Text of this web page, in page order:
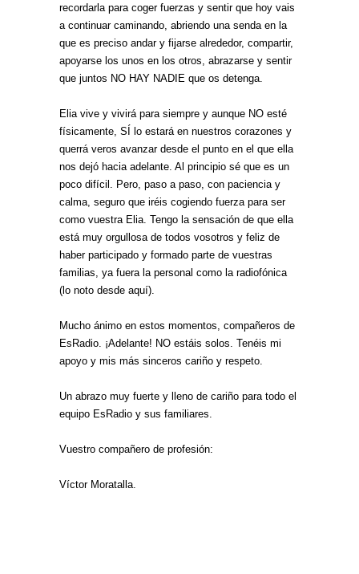
recordarla para coger fuerzas y sentir que hoy vais
a continuar caminando, abriendo una senda en la
que es preciso andar y fijarse alrededor, compartir,
apoyarse los unos en los otros, abrazarse y sentir
que juntos NO HAY NADIE que os detenga.
Elia vive y vivirá para siempre y aunque NO esté
físicamente, SÍ lo estará en nuestros corazones y
querrá veros avanzar desde el punto en el que ella
nos dejó hacia adelante. Al principio sé que es un
poco difícil. Pero, paso a paso, con paciencia y
calma, seguro que iréis cogiendo fuerza para ser
como vuestra Elia. Tengo la sensación de que ella
está muy orgullosa de todos vosotros y feliz de
haber participado y formado parte de vuestras
familias, ya fuera la personal como la radiofónica
(lo noto desde aquí).
Mucho ánimo en estos momentos, compañeros de
EsRadio. ¡Adelante! NO estáis solos. Tenéis mi
apoyo y mis más sinceros cariño y respeto.
Un abrazo muy fuerte y lleno de cariño para todo el
equipo EsRadio y sus familiares.
Vuestro compañero de profesión:
Víctor Moratalla.